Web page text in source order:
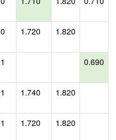
0 1.720 1.820
1 0.690
1 1.740 1.820
1 1.720 1.820